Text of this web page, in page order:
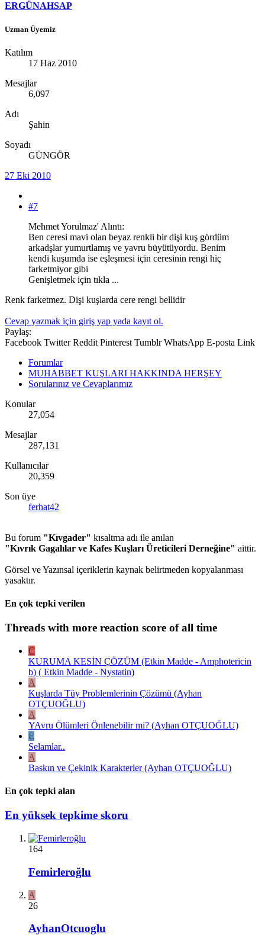
ERGÜNAHSAP
Uzman Üyemiz
Katılım
17 Haz 2010
Mesajlar
6,097
Adı
Şahin
Soyadı
GÜNGÖR
27 Eki 2010
#7
Mehmet Yorulmaz' Alıntı:
Ben ceresi mavi olan beyaz renkli bir dişi kuş gördüm
arkadşlar yumurtlamış ve yavru büyütüyordu. Benim
kendi kuşumda ise eşleşmesi için ceresinin rengi hiç
farketmiyor gibi
Genişletmek için tıkla ...
Renk farketmez. Dişi kuşlarda cere rengi bellidir
Cevap yazmak için giriş yap yada kayıt ol.
Paylaş:
Facebook Twitter Reddit Pinterest Tumblr WhatsApp E-posta Link
Forumlar
MUHABBET KUŞLARI HAKKINDA HERŞEY
Sorularınız ve Cevaplarımız
Konular
27,054
Mesajlar
287,131
Kullanıcılar
20,359
Son üye
ferhat42
Bu forum "Kıvgader" kısaltma adı ile anılan
"Kıvrık Gagalılar ve Kafes Kuşları Üreticileri Derneğine" aittir.
Görsel ve Yazınsal içeriklerin kaynak belirtmeden kopyalanması
yasaktır.
En çok tepki verilen
Threads with more reaction score of all time
C
KURUMA KESİN ÇÖZÜM (Etkin Madde - Amphotericin
b) ( Etkin Madde - Nystatin)
A
Kuşlarda Tüy Problemlerinin Çözümü (Ayhan
OTÇUOĞLU)
A
YAvru Ölümleri Önlenebilir mi? (Ayhan OTÇUOĞLU)
E
Selamlar..
A
Baskın ve Çekinik Karakterler (Ayhan OTÇUOĞLU)
En çok tepki alan
En yüksek tepkime skoru
164
Femirleroğlu
A
26
AyhanOtcuoglu